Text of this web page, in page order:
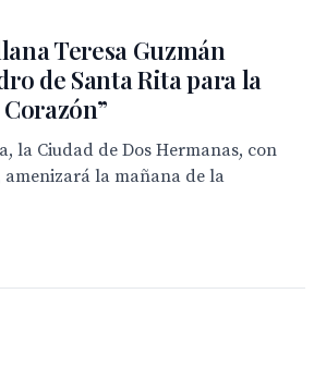
Teresa Guzmán
de Santa Rita para la
la Ciudad de Dos Hermanas, con
amenizará la mañana de la